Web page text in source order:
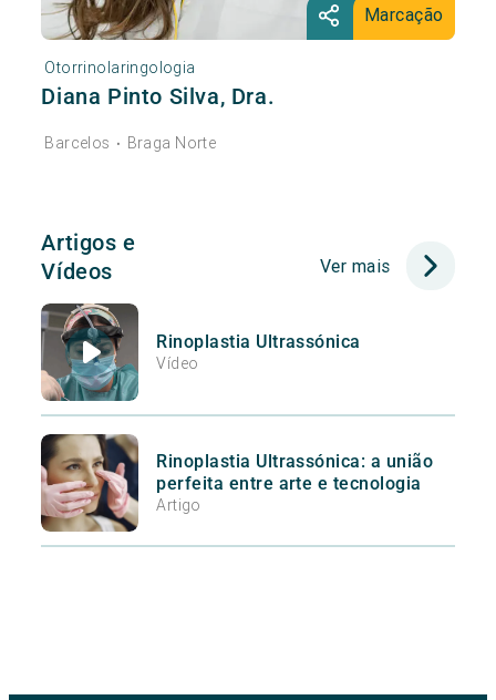
Marcação
Otorrinolaringologia
Diana Pinto Silva, Dra.
Barcelos • Braga Norte
Artigos e
Vídeos
Ver mais
Rinoplastia Ultrassónica
Vídeo
Rinoplastia Ultrassónica: a união
perfeita entre arte e tecnologia
Artigo